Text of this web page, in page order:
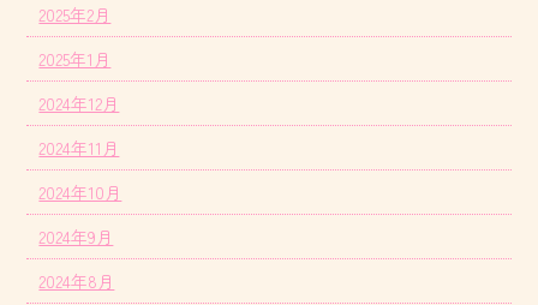
2025年2月
2025年1月
2024年12月
2024年11月
2024年10月
2024年9月
2024年8月